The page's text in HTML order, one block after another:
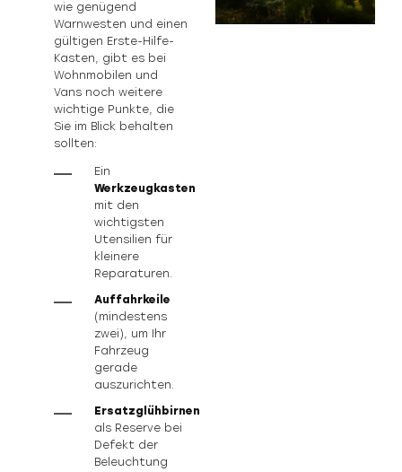
wie genügend
Warnwesten und einen
gültigen Erste-Hilfe-
Kasten, gibt es bei
Wohnmobilen und
Vans noch weitere
wichtige Punkte, die
Sie im Blick behalten
sollten:
Ein
Werkzeugkasten
mit den
wichtigsten
Utensilien für
kleinere
Reparaturen.
Auffahrkeile
(mindestens
zwei), um Ihr
Fahrzeug
gerade
auszurichten.
Ersatzglühbirnen
als Reserve bei
Defekt der
Beleuchtung